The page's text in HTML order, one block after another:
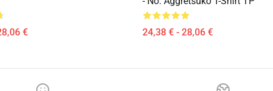
€ 24,38 € - 28,06 €